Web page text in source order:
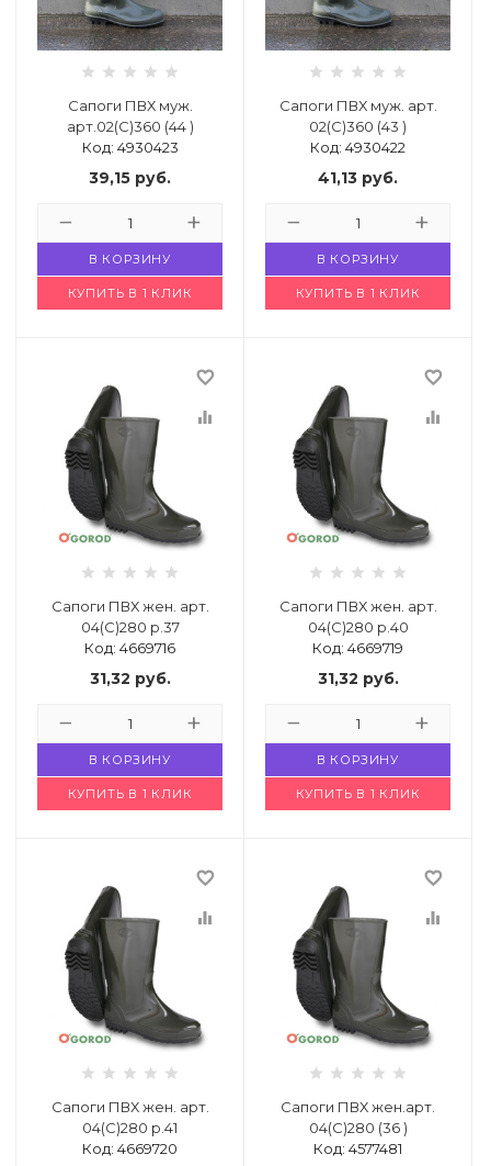
комнаты
или
Сапоги ПВХ муж.
арт.02(С)360 (44 )
Код: 4930423
39,15 руб.
В КОРЗИНУ
КУПИТЬ В 1 КЛИК
Сапоги ПВХ муж. арт.
02(С)360 (43 )
Код: 4930422
41,13 руб.
В КОРЗИНУ
КУПИТЬ В 1 КЛИК
favorite_border
equalizer
Сапоги ПВХ жен. арт.
04(С)280 р.37
Код: 4669716
31,32 руб.
В КОРЗИНУ
КУПИТЬ В 1 КЛИК
favorite_border
equalizer
Сапоги ПВХ жен. арт.
04(С)280 р.40
Код: 4669719
31,32 руб.
В КОРЗИНУ
КУПИТЬ В 1 КЛИК
favorite_border
equalizer
Сапоги ПВХ жен. арт.
04(С)280 р.41
Код: 4669720
favorite_border
equalizer
Сапоги ПВХ жен.арт.
04(С)280 (36 )
Код: 4577481